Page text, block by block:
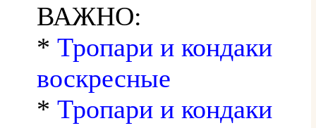
ВАЖНО:
* Тропари и кондаки
воскресные
* Тропари и кондаки